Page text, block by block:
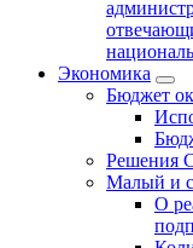
Экономика
Бюджет
Решения
Малый и
О